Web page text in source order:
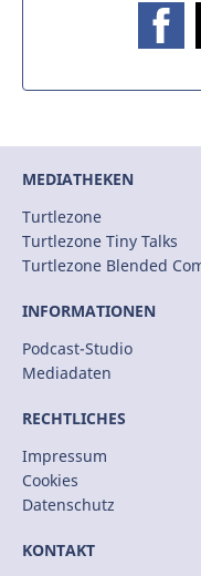
MEDIATHEKEN
Turtlezone
Turtlezone Tiny Talks
Turtlezone Blended
INFORMATIONEN
Podcast-Studio
Mediadaten
RECHTLICHES
Impressum
Cookies
Datenschutz
KONTAKT